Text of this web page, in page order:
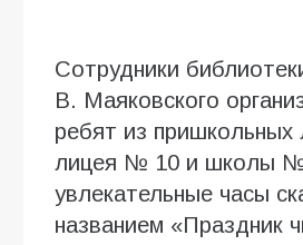
Сотрудники
В. Маяковского
ребят из пришкольных
лицея № 10 и школы
увлекательные часы
названием «Праздник